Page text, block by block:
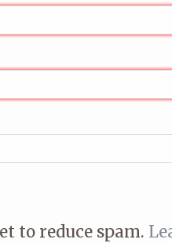
to reduce spam.